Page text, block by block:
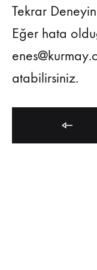
Tekrar
Eğer hata
atabilirsiniz.